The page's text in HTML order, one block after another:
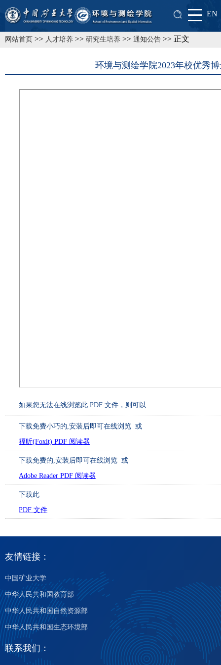
EN
网站首页 >> 人才培养 >> 研究生培养 >> 通知公告 >> 正文
环境与测绘学院2023年校优秀
如果您无法在线浏览此 PDF 文件，则可以
下载免费小巧的
福昕(Foxit) PDF 阅读器
,安装后即可在线浏览 或
下载免费的
Adobe Reader PDF 阅读器
,安装后即可在线浏览 或
下载此
PDF 文件
友情链接：
中国矿业大学
中华人民共和国教育部
中华人民共和国自然资源部
中华人民共和国生态环境部
联系我们：